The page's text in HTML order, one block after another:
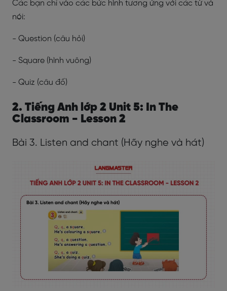
Các bạn chỉ vào các bức hình tương ứng với các từ và
nói:
- Question (câu hỏi)
- Square (hình vuông)
- Quiz (câu đố)
2. Tiếng Anh lớp 2 Unit 5: In The
Classroom - Lesson 2
Bài 3. Listen and chant (Hãy nghe và hát)